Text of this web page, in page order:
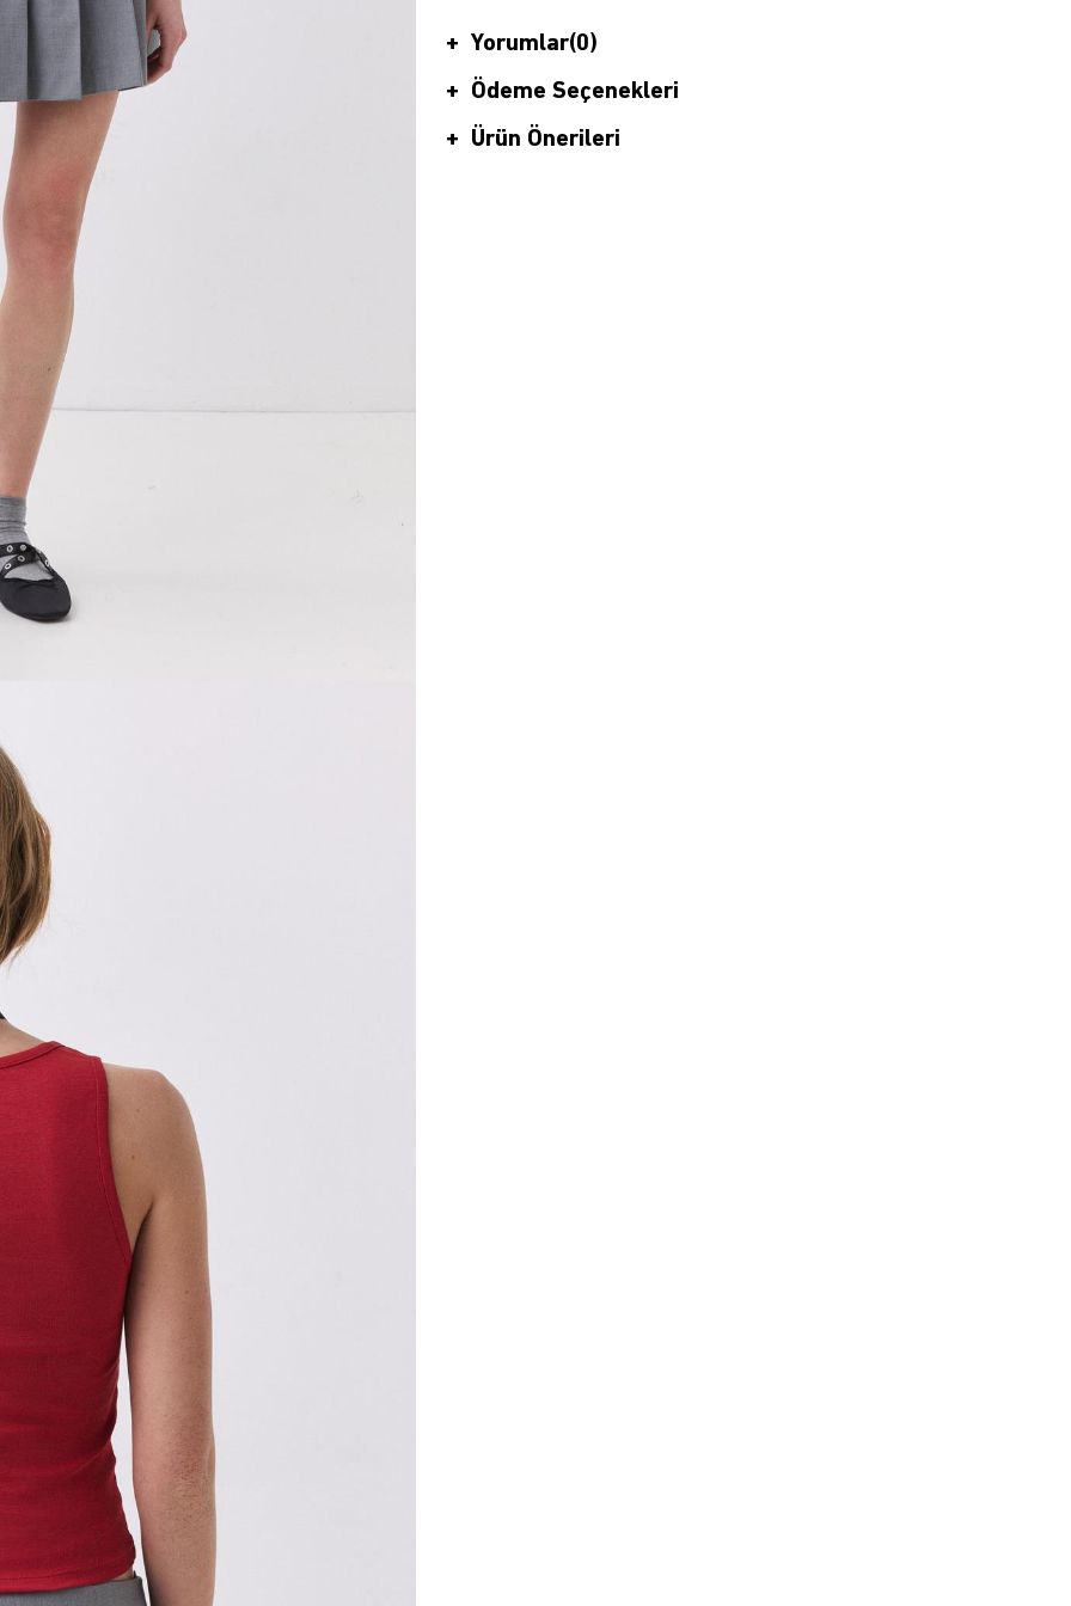
Yorumlar(0)
Ödeme Seçenekleri
Ürün Önerileri